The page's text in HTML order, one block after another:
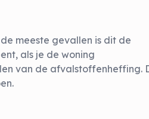
meeste gevallen is dit de
als je de woning
van de afvalstoffenheffing.